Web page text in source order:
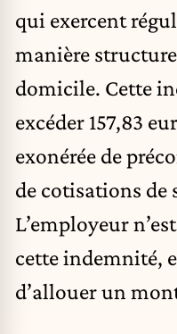
qui exercent
manière
domicile. Cette
excéder 157,83
exonérée de
de cotisations de
L’employeur
cette indemnité,
d’allouer un